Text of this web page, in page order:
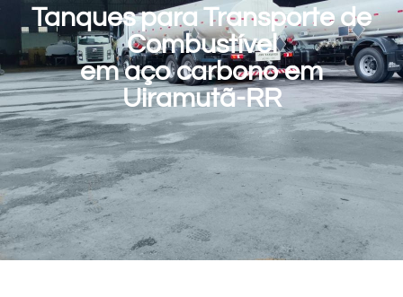
Tanques para Transporte de
Combustível
em aço carbono em
Uiramutã-RR